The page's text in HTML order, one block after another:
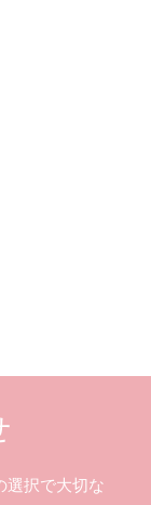
選択で大切な